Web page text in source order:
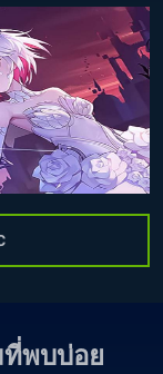
ที่พบบ่อย